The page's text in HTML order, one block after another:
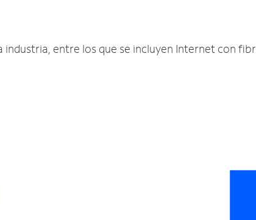
entre los que se incluyen Internet con